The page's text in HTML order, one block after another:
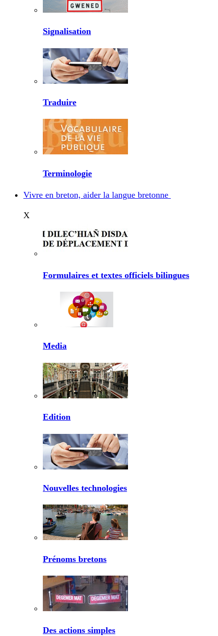
Signalisation
Traduire
Terminologie
Vivre en breton, aider la langue bretonne
X
Formulaires et textes officiels bilingues
Media
Edition
Nouvelles technologies
Prénoms bretons
Des actions simples